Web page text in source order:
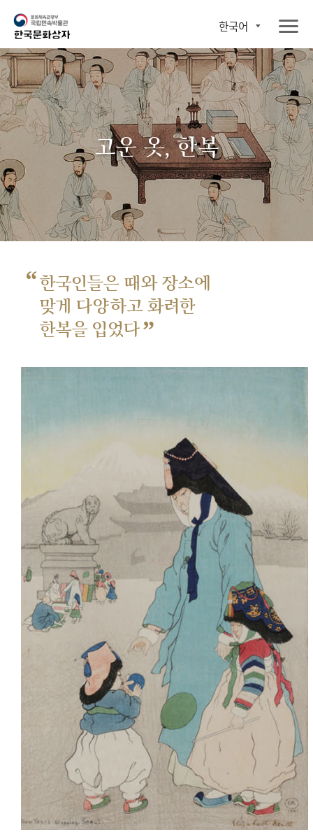
한국어
고운 옷, 한복
“한국인들은 때와 장소에
맞게 다양하고 화려한
한복을 입었다”